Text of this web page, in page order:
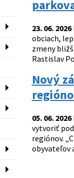
23. 06. 2026
obciach,
zmeny
Rastislav
Nový
05. 06. 2026
vytvoriť
regiónov.
obyvateľov